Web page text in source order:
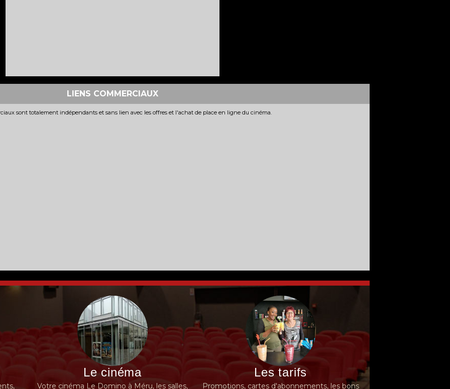
LIENS COMMERCIAUX
sont totalement indépendants et sans lien avec les offres et l'achat de place en ligne du cinéma.
Le cinéma
Votre cinéma Le Domino à Méru, les salles,
Les tarifs
Promotions, cartes d'abonnements, les bons